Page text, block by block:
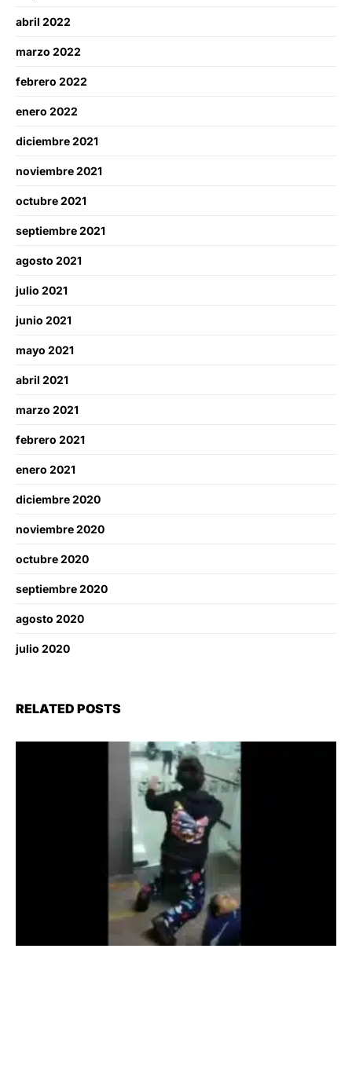
abril 2022
marzo 2022
febrero 2022
enero 2022
diciembre 2021
noviembre 2021
octubre 2021
septiembre 2021
agosto 2021
julio 2021
junio 2021
mayo 2021
abril 2021
marzo 2021
febrero 2021
enero 2021
diciembre 2020
noviembre 2020
octubre 2020
septiembre 2020
agosto 2020
julio 2020
RELATED POSTS